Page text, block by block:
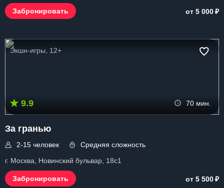
Забронировать от 5 000₽
Экшн-игры, 12+
9.9 70 мин.
За гранью
2-15 человек
Средняя сложность
г. Москва, Новинский бульвар, 18с1
Забронировать от 5 500₽